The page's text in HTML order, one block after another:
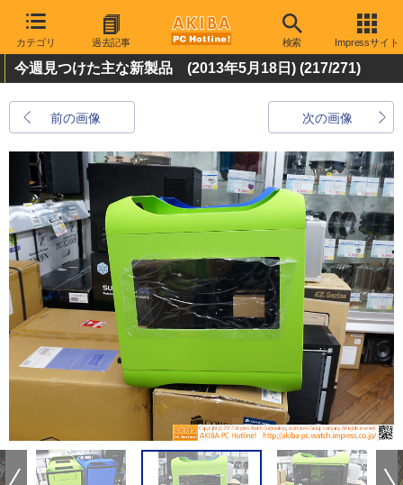
カテゴリ 過去記事 検索 Impressサイト
今週見つけた主な新製品 (2013年5月18日) (217/271)
前の画像 次の画像